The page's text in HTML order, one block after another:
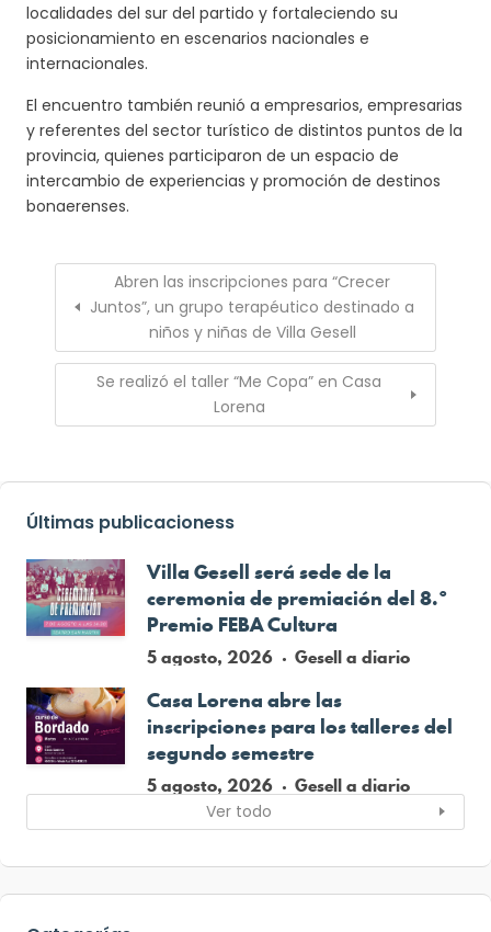
localidades del sur del partido y fortaleciendo su
posicionamiento en escenarios nacionales e
internacionales.
El encuentro también reunió a empresarios, empresarias
y referentes del sector turístico de distintos puntos de la
provincia, quienes participaron de un espacio de
intercambio de experiencias y promoción de destinos
bonaerenses.
Abren las inscripciones para “Crecer
Juntos”, un grupo terapéutico destinado a
niños y niñas de Villa Gesell
Se realizó el taller “Me Copa” en Casa
Lorena
Últimas publicacioness
Villa Gesell será sede de la
ceremonia de premiación del 8.º
Premio FEBA Cultura
5 agosto, 2026 Gesell a diario
Casa Lorena abre las
inscripciones para los talleres del
segundo semestre
5 agosto, 2026 Gesell a diario
Ver todo